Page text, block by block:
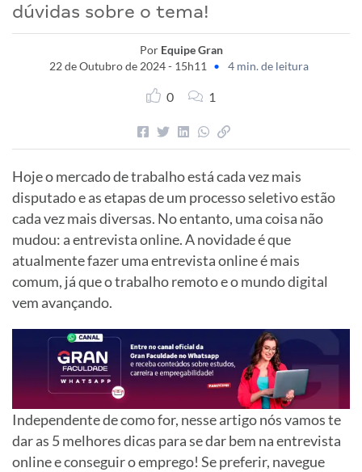
dúvidas sobre o tema!
Por Equipe Gran
22 de Outubro de 2024 - 15h11
• 4 min. de leitura
0 1
Hoje o mercado de trabalho está cada vez mais
disputado e as etapas de um processo seletivo estão
cada vez mais diversas. No entanto, uma coisa não
mudou: a entrevista online. A novidade é que
atualmente fazer uma entrevista online é mais
comum, já que o trabalho remoto e o mundo digital
vem avançando.
Independente de como for, nesse artigo nós vamos te
dar as 5 melhores dicas para se dar bem na entrevista
online e conseguir o emprego! Se preferir, navegue